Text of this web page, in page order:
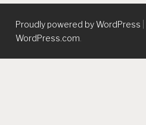
Proudly powered by WordPress
WordPress.com